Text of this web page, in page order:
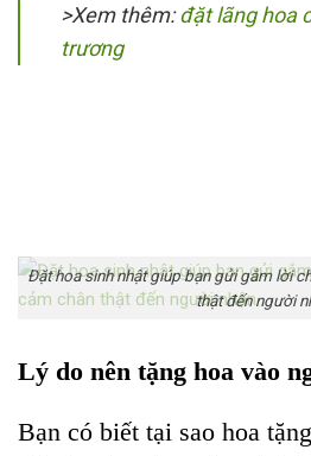
>Xem thêm:đặt lãng hoa
trương
Đặt hoa sinh nhật giúp bạn gửi gắm lời
thật đến người
Lý do nên tặng hoa vào
Bạn có biết tại sao hoa